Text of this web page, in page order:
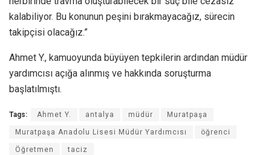
kalabiliyor. Bu konunun peşini bırakmayacağız, sürecin
takipçisi olacağız.”
Ahmet Y., kamuoyunda büyüyen tepkilerin ardından müdür
yardımcısı açığa alınmış ve hakkında soruşturma
başlatılmıştı.
Tags: Ahmet Y. antalya müdür Muratpaşa
Muratpaşa Anadolu Lisesi Müdür Yardımcısı öğrenci
Öğretmen taciz